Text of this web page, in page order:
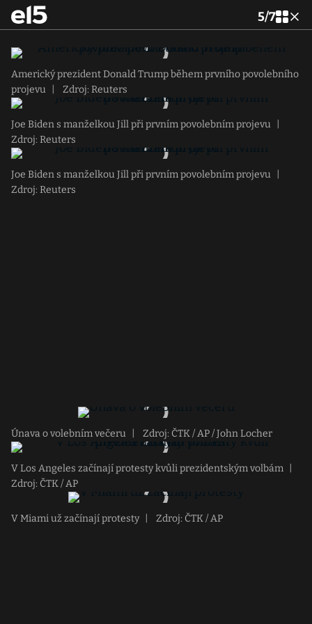
5/7
Americký prezident Donald Trump během prvního povolebního
projevu
Zdroj: Reuters
Joe Biden s manželkou Jill při prvním povolebním projevu
Zdroj: Reuters
Joe Biden s manželkou Jill při prvním povolebním projevu
Zdroj: Reuters
Únava o volebním večeru Zdroj: ČTK / AP / John Locher
V Los Angeles začínají protesty kvůli prezidentským volbám
Zdroj: ČTK / AP
V Miami už začínají protesty Zdroj: ČTK / AP